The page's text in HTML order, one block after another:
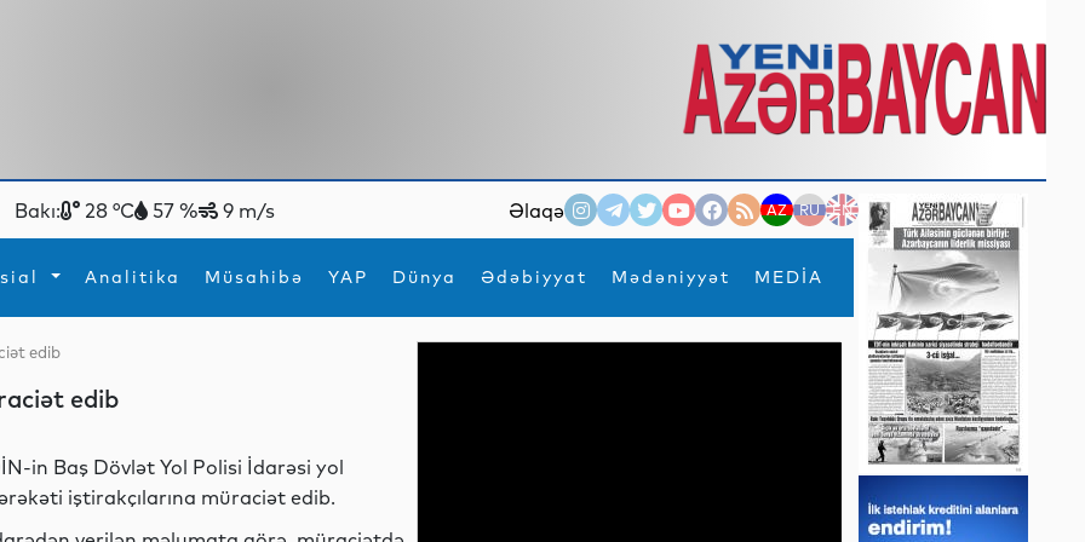
Bakı: 28 °C 57 % 9 m/s Əlaqə AZ RU EN
Analitika Müsahibə YAP Dünya Ədəbiyyat Mədəniyyət MEDİA
×
İdmanYeni texnologiyalar
edib
edib
in Baş Dövlət Yol Polisi İdarəsi yol
iştirakçılarına müraciət edib.